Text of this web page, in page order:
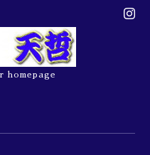
homepage